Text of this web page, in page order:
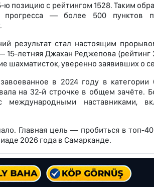
позицию с рейтингом 1528. Таким
прогресса — более 500 пунктов
результат стал настоящим
летняя Джахан Реджепова (рейтинг
шахматисток, уверенно заявивших о
в 2024 году в
на 32-й строчке в общем зачёте.
наставниками,
Главная цель — пробиться в топ-
2026 года в Самарканде.